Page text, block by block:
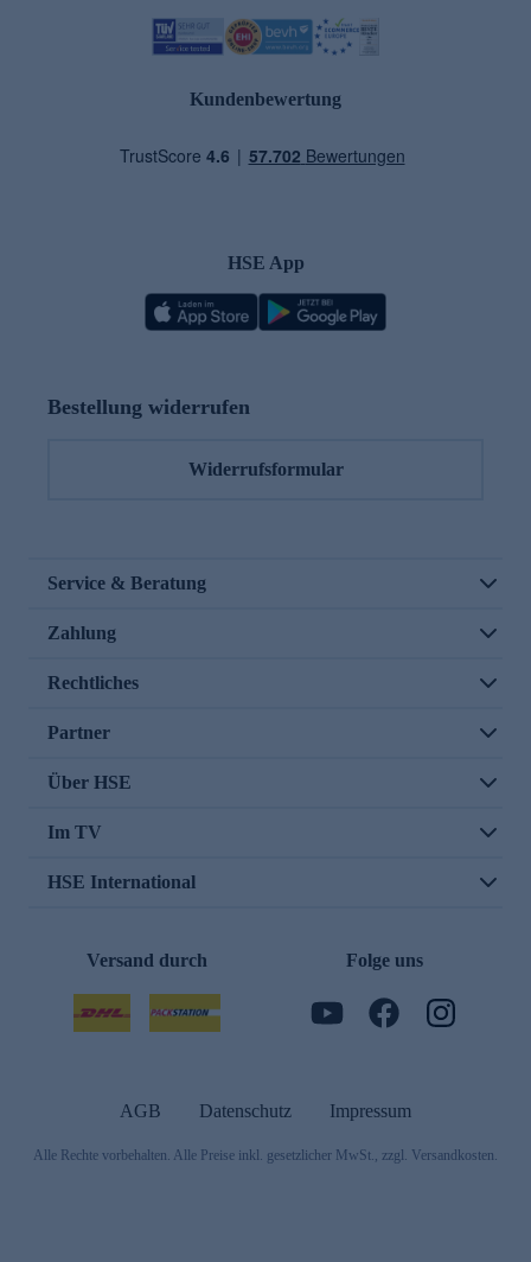
Kundenbewertung
HSE App
Bestellung widerrufen
Widerrufsformular
Service & Beratung
Zahlung
Rechtliches
Partner
Über HSE
Im TV
HSE International
Versand durch Folge uns
AGB Datenschutz Impressum
Alle Rechte vorbehalten. Alle Preise inkl. gesetzlicher MwSt., zzgl. Versandkosten.